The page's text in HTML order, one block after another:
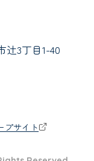
辻3丁目1-40
プサイト